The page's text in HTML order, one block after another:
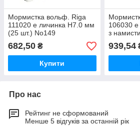
Мормистка вольф. Riga
111020 e личинка Н7.0 мм
(25 шт.) No149
682,50 ₴
Купити
106030 e
з
(25 шт.)
939,54
Про нас
Рейтинг не сформований
Менше 5 відгуків за останній рік